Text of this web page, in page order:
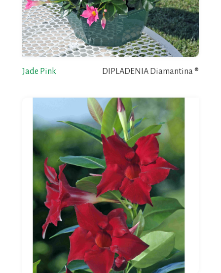
Jade Pink DIPLADENIA Diamantina ®